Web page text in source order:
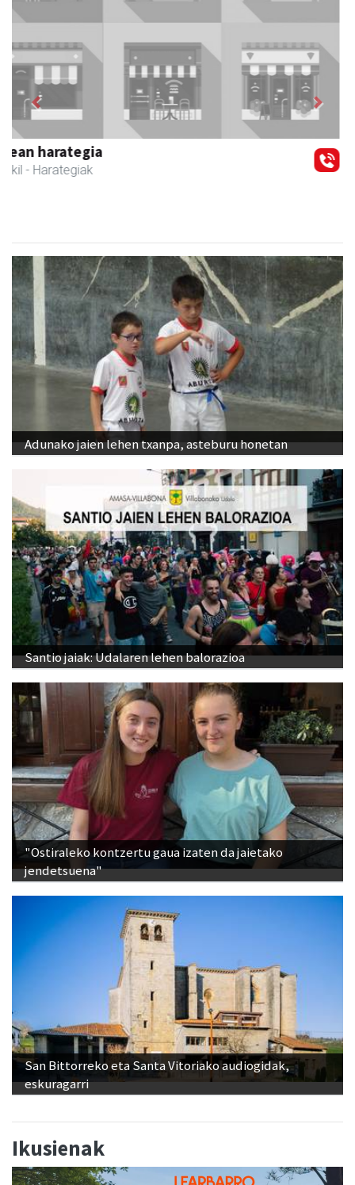
Zubeldia arrain eta mariskoa
Zizurkil - Arrandegiak
Previous Next
Adunako jaien lehen txanpa, asteburu honetan
Santio jaiak: Udalaren lehen balorazioa
"Ostiraleko kontzertu gaua izaten da jaietako
jendetsuena"
San Bittorreko eta Santa Vitoriako audiogidak,
eskuragarri
Ikusienak